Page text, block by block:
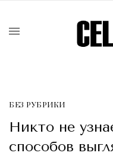
БЕЗ РУБРИКИ
Никто не
способов